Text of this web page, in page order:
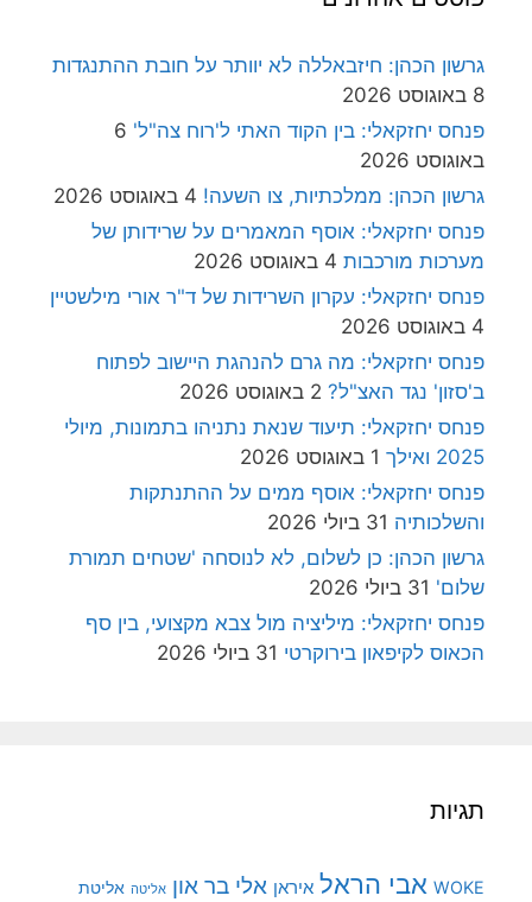
גרשון הכהן: חיזבאללה לא יוותר על חובת ההתנגדות
8 באוגוסט 2026
פנחס יחזקאלי: בין הקוד האתי ל'רוח צה"ל' 6
באוגוסט 2026
גרשון הכהן: ממלכתיות, צו השעה! 4 באוגוסט 2026
פנחס יחזקאלי: אוסף המאמרים על שרידותן של
מערכות מורכבות 4 באוגוסט 2026
פנחס יחזקאלי: עקרון השרידות של ד"ר אורי מילשטיין
4 באוגוסט 2026
פנחס יחזקאלי: מה גרם להנהגת היישוב לפתוח
ב'סזון' נגד האצ"ל? 2 באוגוסט 2026
פנחס יחזקאלי: תיעוד שנאת נתניהו בתמונות, מיולי
2025 ואילך
1 באוגוסט 2026
פנחס יחזקאלי: אוסף ממים על ההתנתקות
והשלכותיה 31 ביולי 2026
גרשון הכהן: כן לשלום, לא לנוסחה 'שטחים תמורת
שלום' 31 ביולי 2026
פנחס יחזקאלי: מיליציה מול צבא מקצועי, בין סף
הכאוס לקיפאון בירוקרטי 31 ביולי 2026
תגיות
WOKE אבי הראל איראן אלי בר און אליטה אליטת